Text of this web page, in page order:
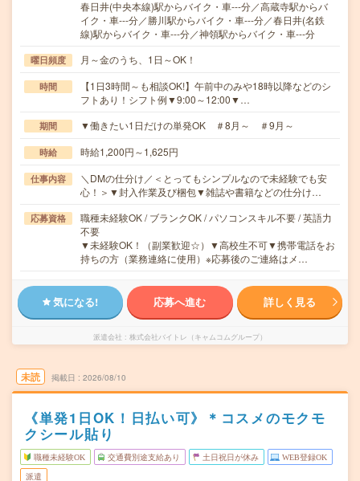
春日井(中央本線)駅からバイク・車---分／高蔵寺駅からバ
イク・車---分／勝川駅からバイク・車---分／春日井(名鉄
線)駅からバイク・車---分／神領駅からバイク・車---分
曜日頻度 月～金のうち、1日～OK！
時間
【1日3時間～も相談OK!】午前中のみや18時以降などのシ
フトあり！シフト例▼9:00～12:00▼…
期間 ▼働きたい1日だけの単発OK ＃8月～ ＃9月～
時給 時給1,200円～1,625円
仕事内容
＼DMの仕分け／＜とってもシンプルなので未経験でも安
心！＞▼封入作業及び梱包▼雑誌や書籍などの仕分け…
応募資格
職種未経験OK / ブランクOK / パソコンスキル不要 / 英語力
不要
▼未経験OK！（副業歓迎☆）▼高校生不可▼携帯電話をお
持ちの方（業務連絡に使用）※応募後のご連絡はメ…
気になる! 応募へ進む 詳しく見る
派遣会社 株式会社バイトレ（キャムコムグループ）
未読 掲載日 2026/08/10
《単発1日OK！日払い可》＊コスメのモクモ
クシール貼り
職種未経験OK 交通費別途支給あり 土日祝日が休み WEB登録OK
派遣